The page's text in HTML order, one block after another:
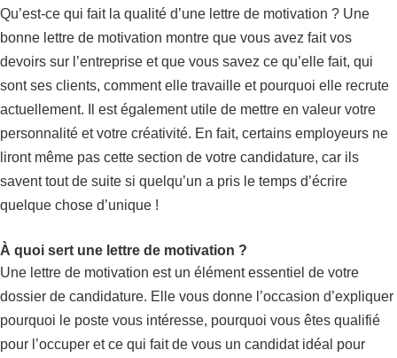
Qu’est-ce qui fait la qualité d’une lettre de motivation ? Une
bonne lettre de motivation montre que vous avez fait vos
devoirs sur l’entreprise et que vous savez ce qu’elle fait, qui
sont ses clients, comment elle travaille et pourquoi elle recrute
actuellement. Il est également utile de mettre en valeur votre
personnalité et votre créativité. En fait, certains employeurs ne
liront même pas cette section de votre candidature, car ils
savent tout de suite si quelqu’un a pris le temps d’écrire
quelque chose d’unique !
À quoi sert une lettre de motivation ?
Une lettre de motivation est un élément essentiel de votre
dossier de candidature. Elle vous donne l’occasion d’expliquer
pourquoi le poste vous intéresse, pourquoi vous êtes qualifié
pour l’occuper et ce qui fait de vous un candidat idéal pour